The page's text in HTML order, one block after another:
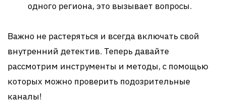
одного региона, это вызывает вопросы.
Важно не растеряться и всегда включать свой
внутренний детектив. Теперь давайте
рассмотрим инструменты и методы, с помощью
которых можно проверить подозрительные
каналы!